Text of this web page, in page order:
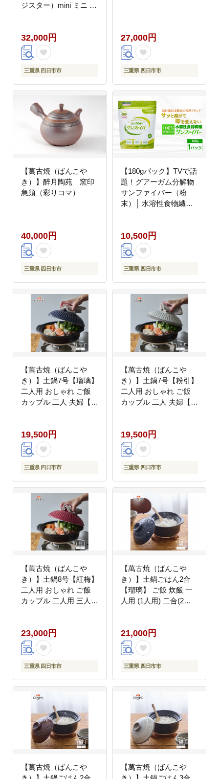
ジスター）mini ミニ ク
簡単調理 時短調理 耐熱
容器 器 調理器具
32,000円
三重県 四日市市
27,000円
三重県 四日市市
【萬古焼（ばんこや
き）】醉月陶苑 窯印
急須（彩りコマ）
40,000円
三重県 四日市市
【180gパック】TVで話
題！グアーガム分解物
サンファイバー（粉
末）│ 水溶性食物繊維
健康食品 サプリ 個包装
太陽化学 三重県 四日市
市 ふるさと納税
10,500円
三重県 四日市市
【萬古焼（ばんこや
き）】土鍋7号【瑠璃】
二人用 おしゃれ ご飯
カップル 二人 夫婦【直
不要）菊花 銀峯
GINPO 鍋
19,500円
三重県 四日市市
【萬古焼（ばんこや
き）】土鍋7号【粉引】
二人用 おしゃれ ご飯
カップル 二人 夫婦【直
不要）菊花 銀峯
GINPO 鍋
19,500円
三重県 四日市市
【萬古焼（ばんこや
き）】土鍋8号【紅梅】
二人用 おしゃれ ご飯
カップル 二人用 三人用
炊飯】（8号1.9L炊飯計
量カップ不要）菊花 銀
峯 GINPO 鍋
23,000円
三重県 四日市市
【萬古焼（ばんこや
き）】土鍋ごはん2合
【瑠璃】 ご飯 炊飯 一
人用 (1人用) 二合(2合)
めOK】(2合 1.2L 計量
カップ不要 火加減簡
単) 菊花 銀峯 GINPO
21,000円
三重県 四日市市
【萬古焼（ばんこや
【萬古焼（ばんこや